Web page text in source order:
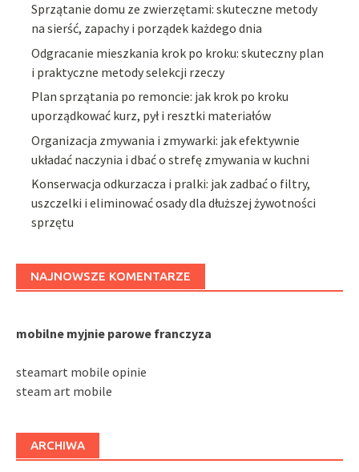
Sprzątanie domu ze zwierzętami: skuteczne metody
na sierść, zapachy i porządek każdego dnia
Odgracanie mieszkania krok po kroku: skuteczny plan
i praktyczne metody selekcji rzeczy
Plan sprzątania po remoncie: jak krok po kroku
uporządkować kurz, pył i resztki materiałów
Organizacja zmywania i zmywarki: jak efektywnie
układać naczynia i dbać o strefę zmywania w kuchni
Konserwacja odkurzacza i pralki: jak zadbać o filtry,
uszczelki i eliminować osady dla dłuższej żywotności
sprzętu
NAJNOWSZE KOMENTARZE
mobilne myjnie parowe franczyza
steamart mobile opinie
steam art mobile
ARCHIWA